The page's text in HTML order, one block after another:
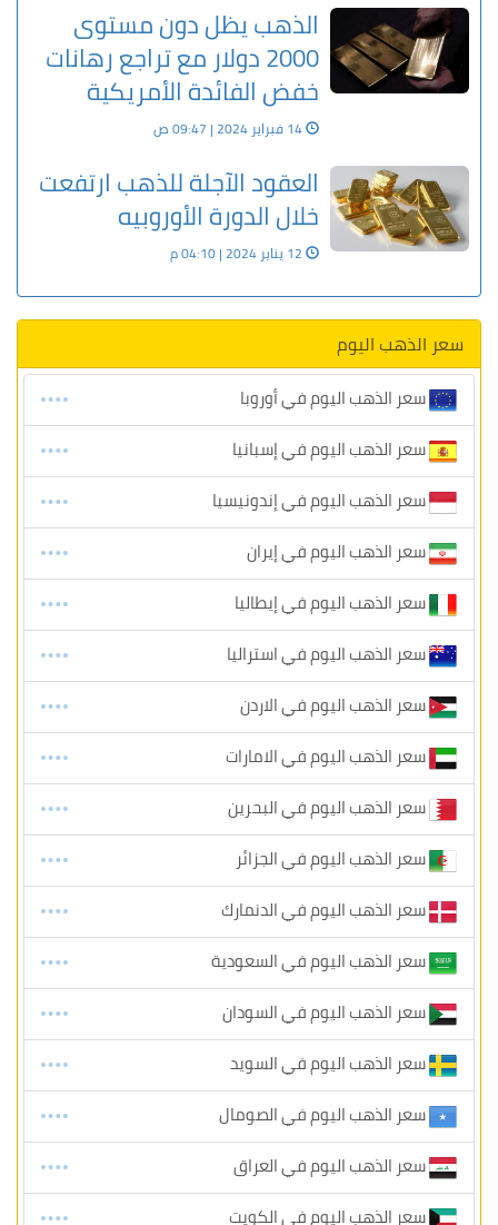
الذهب يظل دون مستوى
2000 دولار مع تراجع رهانات
خفض الفائدة الأمريكية
14 فبراير 2024 | 09:47 ص
العقود الآجلة للذهب ارتفعت
خلال الدورة الأوروبيه
سعر الذهب اليوم
سعر الذهب اليوم في أوروبا
سعر الذهب اليوم في إسبانيا
سعر الذهب اليوم في إندونيسيا
سعر الذهب اليوم في إيران
سعر الذهب اليوم في إيطاليا
سعر الذهب اليوم في استراليا
سعر الذهب اليوم في الاردن
سعر الذهب اليوم في الامارات
سعر الذهب اليوم في البحرين
سعر الذهب اليوم في الجزائر
سعر الذهب اليوم في الدنمارك
سعر الذهب اليوم في السعودية
سعر الذهب اليوم في السودان
سعر الذهب اليوم في السويد
سعر الذهب اليوم في الصومال
سعر الذهب اليوم في العراق
سعر الذهب اليوم في الكويت